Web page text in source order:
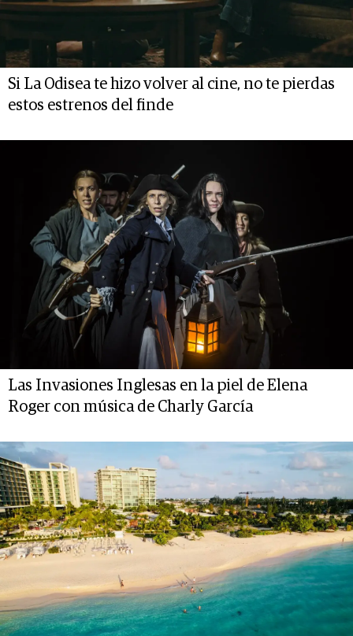
Si La Odisea te hizo volver al cine, no te pierdas
estos estrenos del finde
Las Invasiones Inglesas en la piel de Elena
Roger con música de Charly García